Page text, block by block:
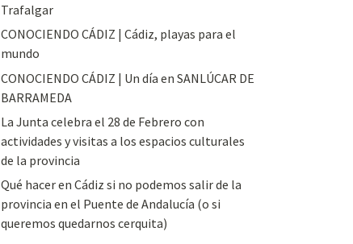
Trafalgar
CONOCIENDO CÁDIZ | Cádiz, playas para el
mundo
CONOCIENDO CÁDIZ | Un día en SANLÚCAR DE
BARRAMEDA
La Junta celebra el 28 de Febrero con
actividades y visitas a los espacios culturales
de la provincia
Qué hacer en Cádiz si no podemos salir de la
provincia en el Puente de Andalucía (o si
queremos quedarnos cerquita)